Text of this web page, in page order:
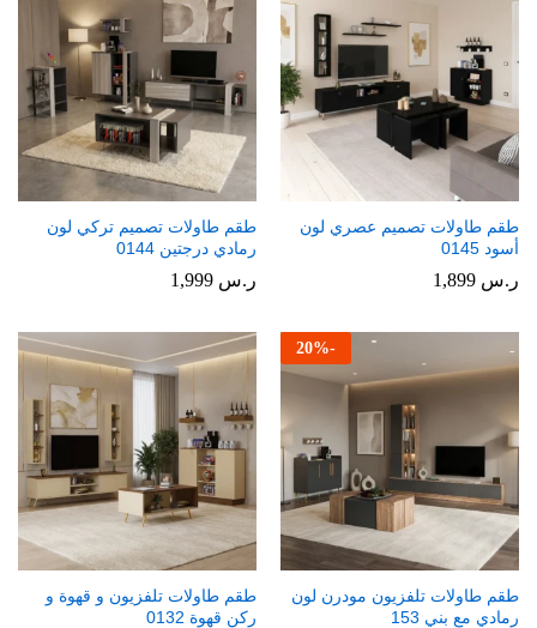
طقم طاولات تصميم عصري لون
أسود 0145
ر.س
طقم طاولات تصميم تركي لون
رمادي درجتين 0144
ر.س
-
20%
طقم طاولات تلفزيون مودرن لون
رمادي مع بني 153
طقم طاولات تلفزيون و قهوة و
ركن قهوة 0132